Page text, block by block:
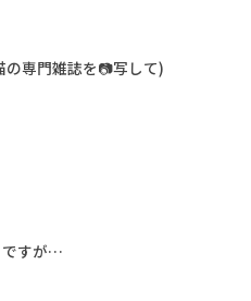
専門雑誌を📷写して)
ですが…